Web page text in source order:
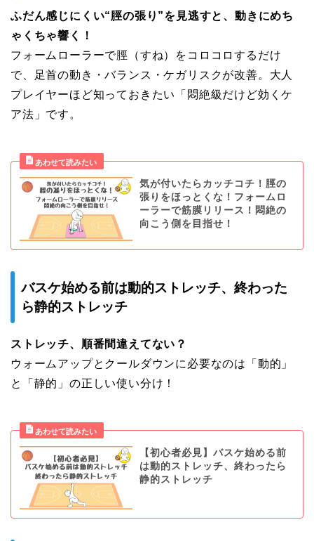
ふだん感じにくい“脛の張り”を見逃すと、動きにめち
ゃくちゃ響く！
フォームローラーで脛（すね）をコロコロするだけ
で、足首の動き・バランス・ケガリスクが改善。大人
プレイヤーほど知っておきたい「悶絶級だけど効くケ
ア法」です。
気が付いたらカッチコチ！脛の
張りをほっとくな！フォームロ
ーラーで筋膜リリース！悶絶の
向こう側を目指せ！
バスケ始める前は動的ストレッチ、終わった
ら静的ストレッチ
ストレッチ、順番間違えてない？
ウォームアップとクールダウンに必要なのは「動的」
と「静的」の正しい使い分け！
【初心者必見】バスケ始める前
は動的ストレッチ、終わったら
静的ストレッチ